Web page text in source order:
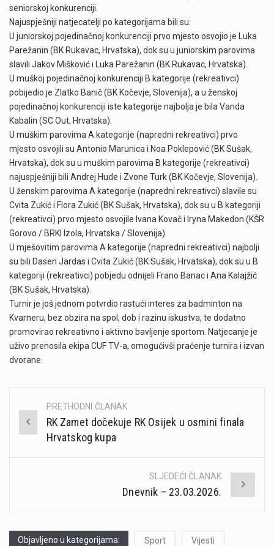
seniorskoj konkurenciji.
Najuspješniji natjecatelji po kategorijama bili su:
U juniorskoj pojedinačnoj konkurenciji prvo mjesto osvojio je Luka
Parežanin (BK Rukavac, Hrvatska), dok su u juniorskim parovima
slavili Jakov Mišković i Luka Parežanin (BK Rukavac, Hrvatska).
U muškoj pojedinačnoj konkurenciji B kategorije (rekreativci)
pobijedio je Zlatko Banič (BK Kočevje, Slovenija), a u ženskoj
pojedinačnoj konkurenciji iste kategorije najbolja je bila Vanda
Kabalin (SC Out, Hrvatska).
U muškim parovima A kategorije (napredni rekreativci) prvo
mjesto osvojili su Antonio Marunica i Noa Poklepović (BK Sušak,
Hrvatska), dok su u muškim parovima B kategorije (rekreativci)
najuspješniji bili Andrej Hude i Zvone Turk (BK Kočevje, Slovenija).
U ženskim parovima A kategorije (napredni rekreativci) slavile su
Cvita Zukić i Flora Zukić (BK Sušak, Hrvatska), dok su u B kategoriji
(rekreativci) prvo mjesto osvojile Ivana Kovač i Iryna Makedon (KŠR
Gorovo / BRKI Izola, Hrvatska / Slovenija).
U mješovitim parovima A kategorije (napredni rekreativci) najbolji
su bili Dasen Jardas i Cvita Zukić (BK Sušak, Hrvatska), dok su u B
kategoriji (rekreativci) pobjedu odnijeli Frano Banac i Ana Kalajžić
(BK Sušak, Hrvatska).
Turnir je još jednom potvrdio rastući interes za badminton na
Kvarneru, bez obzira na spol, dob i razinu iskustva, te dodatno
promovirao rekreativno i aktivno bavljenje sportom. Natjecanje je
uživo prenosila ekipa CUF TV-a, omogućivši praćenje turnira i izvan
dvorane.
Post
navigation
PRETHODNI ČLANAK
RK Zamet dočekuje RK Osijek u osmini finala
Hrvatskog kupa
SLJEDEĆI ČLANAK
Dnevnik – 23.03.2026.
Objavljeno u kategorijama: Sport Vijesti